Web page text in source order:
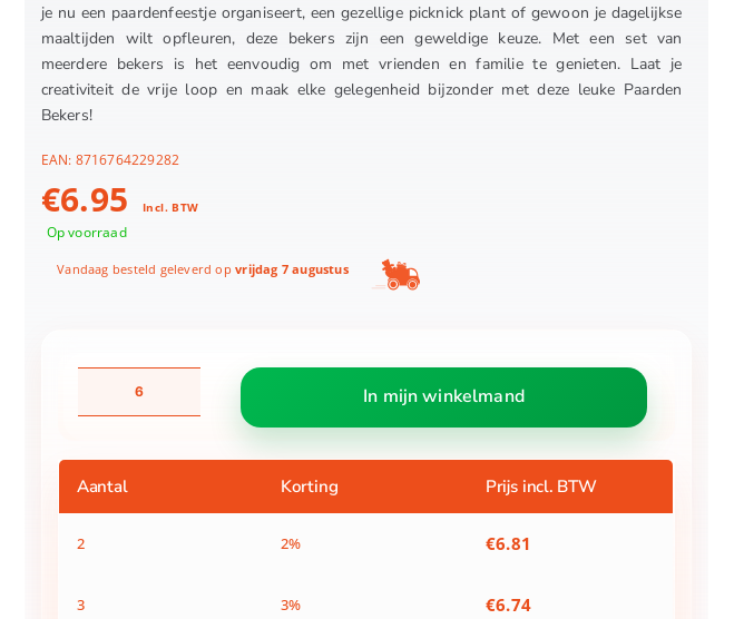
je nu een paardenfeestje organiseert, een gezellige picknick plant of gewoon je dagelijkse
maaltijden wilt opfleuren, deze bekers zijn een geweldige keuze. Met een set van
meerdere bekers is het eenvoudig om met vrienden en familie te genieten. Laat je
creativiteit de vrije loop en maak elke gelegenheid bijzonder met deze leuke Paarden
Bekers!
EAN: 8716764229282
€6.95 Incl. BTW
Op voorraad
Vandaag besteld geleverd op vrijdag 7 augustus
Bekers
aantal
In mijn winkelmand
Aantal Korting Prijs incl. BTW
2 2% €6.81
3 3% €6.74